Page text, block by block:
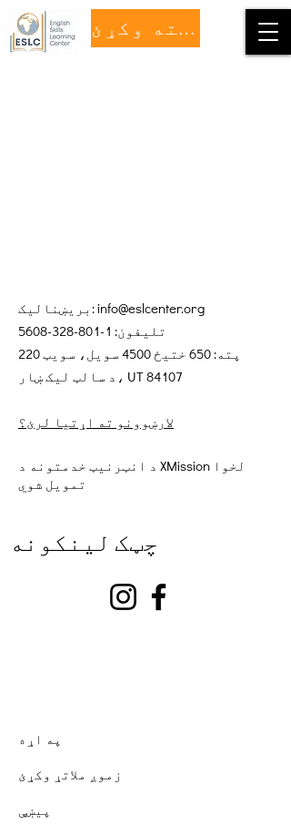
مرسته وکړئ
بریښنالیک:info@eslcenter.org
تلیفون: 1-801-328-5608
پته: 650 ختیځ 4500 سویل، سویټ 220
د سالټ لیک ښار، UT 84107
لارښوونو ته اړتیا لرئ؟
د انټرنیټ خدمتونه د XMission لخوا
تمویل شوي
چټک لینکونه
په اړه
زموږ ملاتړ وکړئ
پیښې